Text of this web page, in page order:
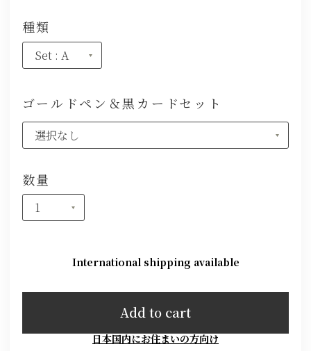
種類
ゴールドペン＆黒カードセット
数量
International shipping available
Add to cart
日本国内にお住まいの方向け